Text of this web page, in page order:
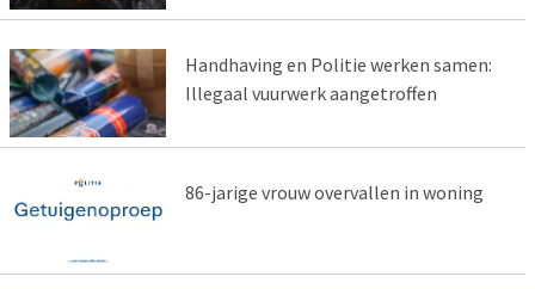
Handhaving en Politie werken samen:
Illegaal vuurwerk aangetroffen
86-jarige vrouw overvallen in woning